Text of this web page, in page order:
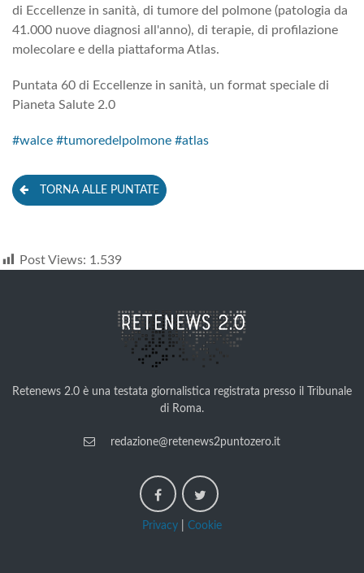
di Eccellenze in sanità, di tumore del polmone (patologia da
41.000 nuove diagnosi all'anno), di terapie, di profilazione
molecolare e della piattaforma Atlas.
Puntata 60 di Eccellenze in sanità, un format speciale di
Pianeta Salute 2.0
#walce #tumoredelpolmone #atlas
TORNA ALLE PUNTATE
Post Views: 1.539
Retenews 2.0 è una testata giornalistica registrata presso il Tribunale
di Roma.
redazione@retenews2puntozero.it
Privacy Cookie